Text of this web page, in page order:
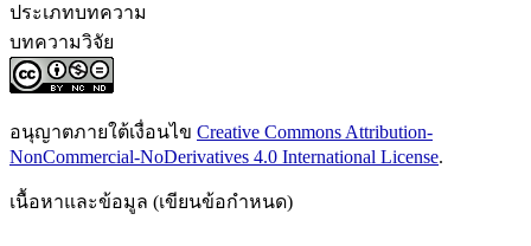
ประเภทบทความ
บทความวิจัย
อนุญาตภายใต้เงื่อนไข Creative Commons Attribution-
NonCommercial-NoDerivatives 4.0 International License.
เนื้อหาและข้อมูล (เขียนข้อกำหนด)